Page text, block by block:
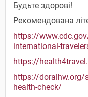
Будьте здорові!
Рекомендована
https://
international-
https://
https://doralhw.org/
health-check/